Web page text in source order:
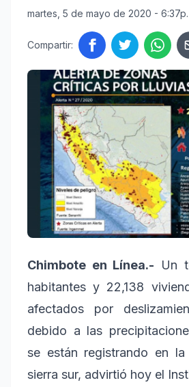
martes, 5 de mayo de 2020 - 6:37p.
Compartir:
Chimbote en Línea.- Un
habitantes y 22,138
afectados por
debido a las
se están registrando en
sierra sur, advirtió hoy el